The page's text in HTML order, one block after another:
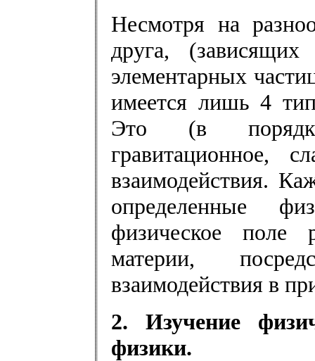
Несмотря на
друга,
элементарных
имеется лишь 4
Это (в порядке
гравитационное,
взаимодействия.
определенные
физическое поле
материи,
взаимодействия в
2. Изучение
физики.